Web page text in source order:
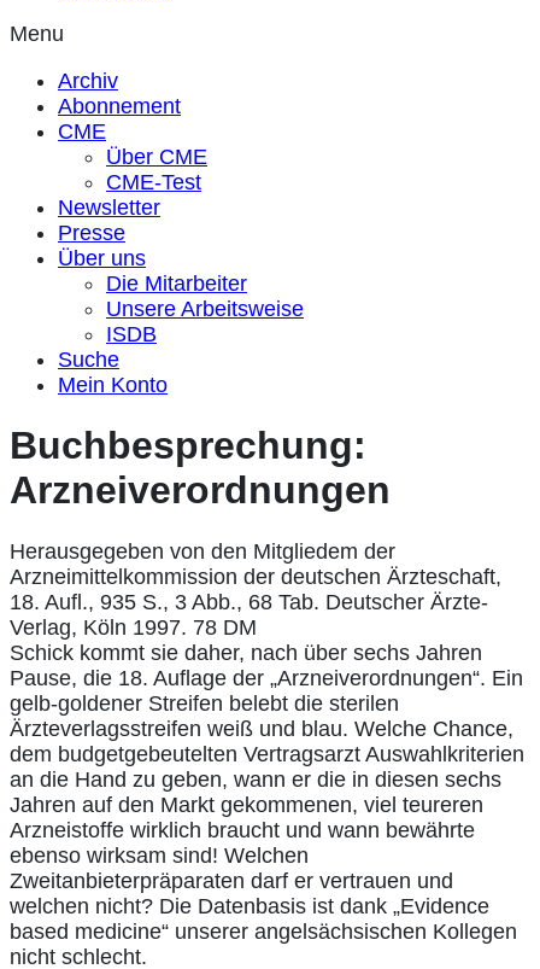
Menu
Archiv
Abonnement
CME
Über CME
CME-Test
Newsletter
Presse
Über uns
Die Mitarbeiter
Unsere Arbeitsweise
ISDB
Suche
Mein Konto
Buchbesprechung:
Arzneiverordnungen
Herausgegeben von den Mitgliedem der
Arzneimittelkommission der deutschen Ärzteschaft,
18. Aufl., 935 S., 3 Abb., 68 Tab. Deutscher Ärzte-
Verlag, Köln 1997. 78 DM
Schick kommt sie daher, nach über sechs Jahren
Pause, die 18. Auflage der „Arzneiverordnungen“. Ein
gelb-goldener Streifen belebt die sterilen
Ärzteverlagsstreifen weiß und blau. Welche Chance,
dem budgetgebeutelten Vertragsarzt Auswahlkriterien
an die Hand zu geben, wann er die in diesen sechs
Jahren auf den Markt gekommenen, viel teureren
Arzneistoffe wirklich braucht und wann bewährte
ebenso wirksam sind! Welchen
Zweitanbieterpräparaten darf er vertrauen und
welchen nicht? Die Datenbasis ist dank „Evidence
based medicine“ unserer angelsächsischen Kollegen
nicht schlecht.